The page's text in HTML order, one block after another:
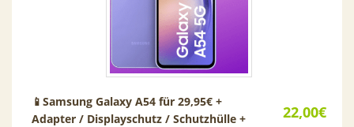
22,00€
📱Samsung Galaxy A54 für 29,95€ +
Adapter / Displayschutz / Schutzhülle +